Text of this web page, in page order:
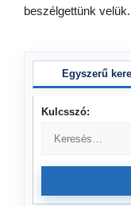
beszélgettünk velük.
Egyszerű
Kulcsszó: